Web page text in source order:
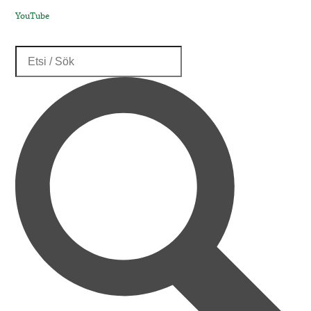
YouTube